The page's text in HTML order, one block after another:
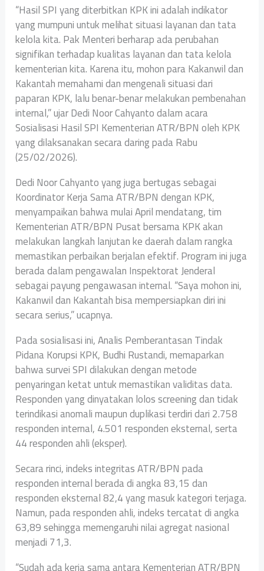
“Hasil SPI yang diterbitkan KPK ini adalah indikator
yang mumpuni untuk melihat situasi layanan dan tata
kelola kita. Pak Menteri berharap ada perubahan
signifikan terhadap kualitas layanan dan tata kelola
kementerian kita. Karena itu, mohon para Kakanwil dan
Kakantah memahami dan mengenali situasi dari
paparan KPK, lalu benar-benar melakukan pembenahan
internal,” ujar Dedi Noor Cahyanto dalam acara
Sosialisasi Hasil SPI Kementerian ATR/BPN oleh KPK
yang dilaksanakan secara daring pada Rabu
(25/02/2026).
Dedi Noor Cahyanto yang juga bertugas sebagai
Koordinator Kerja Sama ATR/BPN dengan KPK,
menyampaikan bahwa mulai April mendatang, tim
Kementerian ATR/BPN Pusat bersama KPK akan
melakukan langkah lanjutan ke daerah dalam rangka
memastikan perbaikan berjalan efektif. Program ini juga
berada dalam pengawalan Inspektorat Jenderal
sebagai payung pengawasan internal. “Saya mohon ini,
Kakanwil dan Kakantah bisa mempersiapkan diri ini
secara serius,” ucapnya.
Pada sosialisasi ini, Analis Pemberantasan Tindak
Pidana Korupsi KPK, Budhi Rustandi, memaparkan
bahwa survei SPI dilakukan dengan metode
penyaringan ketat untuk memastikan validitas data.
Responden yang dinyatakan lolos screening dan tidak
terindikasi anomali maupun duplikasi terdiri dari 2.758
responden internal, 4.501 responden eksternal, serta
44 responden ahli (eksper).
Secara rinci, indeks integritas ATR/BPN pada
responden internal berada di angka 83,15 dan
responden eksternal 82,4 yang masuk kategori terjaga.
Namun, pada responden ahli, indeks tercatat di angka
63,89 sehingga memengaruhi nilai agregat nasional
menjadi 71,3.